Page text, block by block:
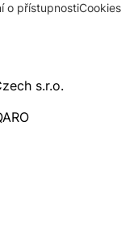
o přístupnostiCookies
s.r.o.